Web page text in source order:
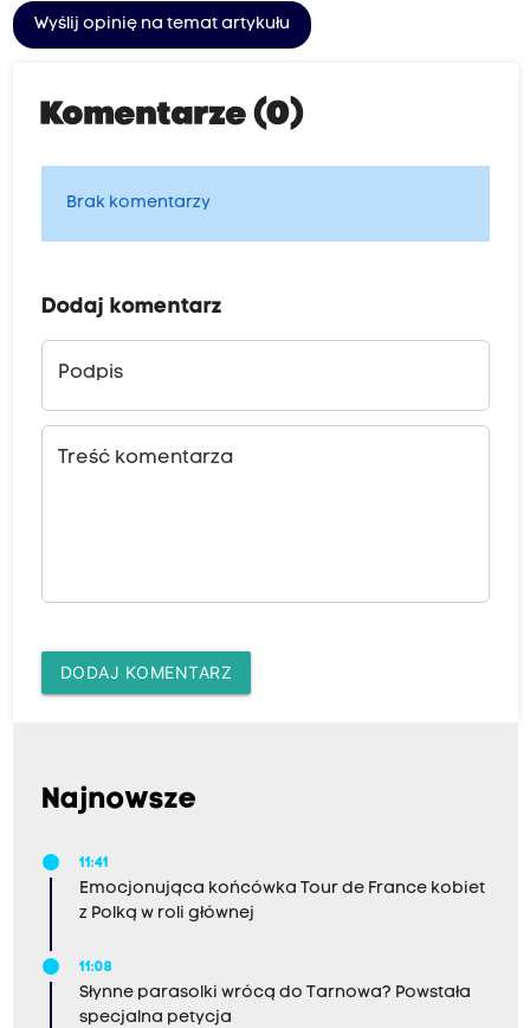
Wyślij opinię na temat artykułu
Komentarze (0)
Brak komentarzy
Dodaj komentarz
Podpis
Treść komentarza
DODAJ KOMENTARZ
Najnowsze
11:41
Emocjonująca końcówka Tour de France kobiet
z Polką w roli głównej
11:08
Słynne parasolki wrócą do Tarnowa? Powstała
specjalna petycja